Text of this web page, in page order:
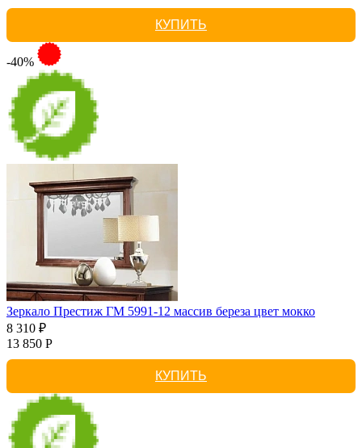
КУПИТЬ
-40%
Зеркало Престиж ГМ 5991-12 массив береза цвет мокко
8 310 ₽
13 850 Р
КУПИТЬ